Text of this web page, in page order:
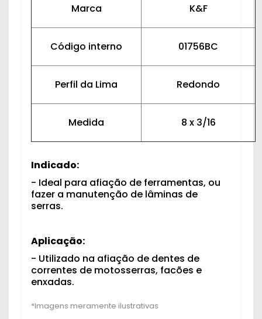
Marca K&F
Código interno 01756BC
Perfil da Lima Redondo
Medida 8 x 3/16
Indicado:
- Ideal para afiação de ferramentas, ou
fazer a manutenção de lâminas de
serras.
Aplicação:
- Utilizado na afiação de dentes de
correntes de motosserras, facões e
enxadas.